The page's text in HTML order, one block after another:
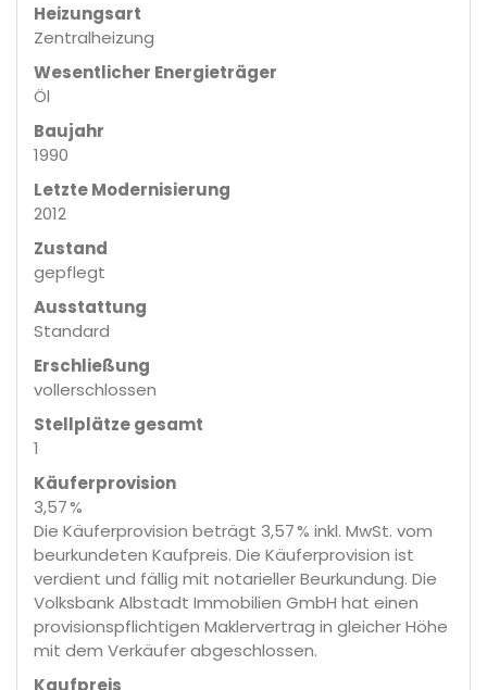
Heizungsart
Zentralheizung
Wesentlicher Energieträger
Öl
Baujahr
1990
Letzte Modernisierung
2012
Zustand
gepflegt
Ausstattung
Standard
Erschließung
vollerschlossen
Stellplätze gesamt
1
Käufer­provision
3,57 %
Die Käuferprovision beträgt 3,57 % inkl. MwSt. vom
beurkundeten Kaufpreis. Die Käuferprovision ist
verdient und fällig mit notarieller Beurkundung. Die
Volksbank Albstadt Immobilien GmbH hat einen
provisionspflichtigen Maklervertrag in gleicher Höhe
mit dem Verkäufer abgeschlossen.
Kaufpreis